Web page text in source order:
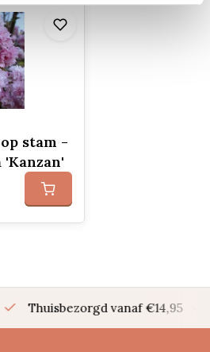
stam -
Thuisbezorgd vanaf €14,95